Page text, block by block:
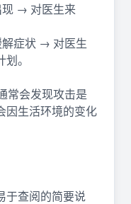
现 → 对医生来
症状 → 对医生
。
常会发现攻击是
因生活环境的变化
于查阅的简要说